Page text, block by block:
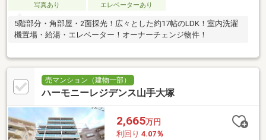
写真あり
エレベーターあり
5階部分・角部屋・2面採光！広々とした約17帖のLDK！室内洗濯
機置場・給湯・エレベーター！オーナーチェンジ物件！
売マンション（建物一部）
ハーモニーレジデンス山手大塚
2,665万円
利回り 4.07％